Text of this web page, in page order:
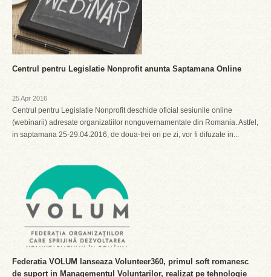
Centrul pentru Legislatie Nonprofit anunta Saptamana Online
25 Apr 2016
Centrul pentru Legislatie Nonprofit deschide oficial sesiunile online
(webinarii) adresate organizatiilor nonguvernamentale din Romania. Astfel,
in saptamana 25-29.04.2016, de doua-trei ori pe zi, vor fi difuzate in...
Federatia VOLUM lanseaza Volunteer360, primul soft romanesc
de suport in Managementul Voluntarilor, realizat pe tehnologie